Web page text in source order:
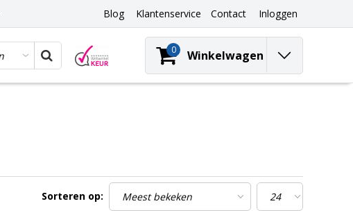
Blog Klantenservice Contact Inloggen
0 Winkelwagen
Sorteren op: